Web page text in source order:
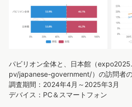
パビリオン全体と、日本館（
pv/japanese-government/）の訪問者
調査期間：2024年4月～2025年3月
デバイス：PC＆スマートフォン